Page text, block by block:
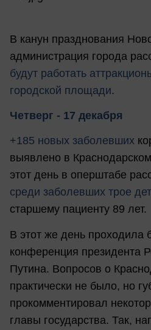
В канун празднования
администрация города
будут работать
городской площади.
Четверг - 17 декабря
+185 новых заболевших
выявлено в
этот день в оперштабе
среди заболевших трое
старшему пациенту 89 лет.
В этот же день проходила
конференция президента
Путина. Вопросов о
практически не было, но
прокомментировал
главы государства. Так,